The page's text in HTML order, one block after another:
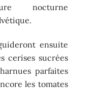
nocturne
ensuite
cerises sucrées
parfaites
les tomates